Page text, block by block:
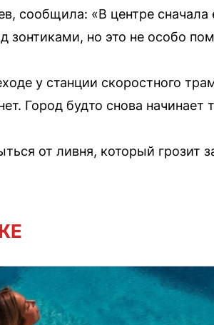
сообщила: «В центре сначала
зонтиками, но это не особо
у станции скоростного
Город будто снова начинает
от ливня, который грозит